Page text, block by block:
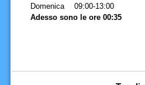
Domenica
09:00-13:00
Adesso sono le ore 00:35